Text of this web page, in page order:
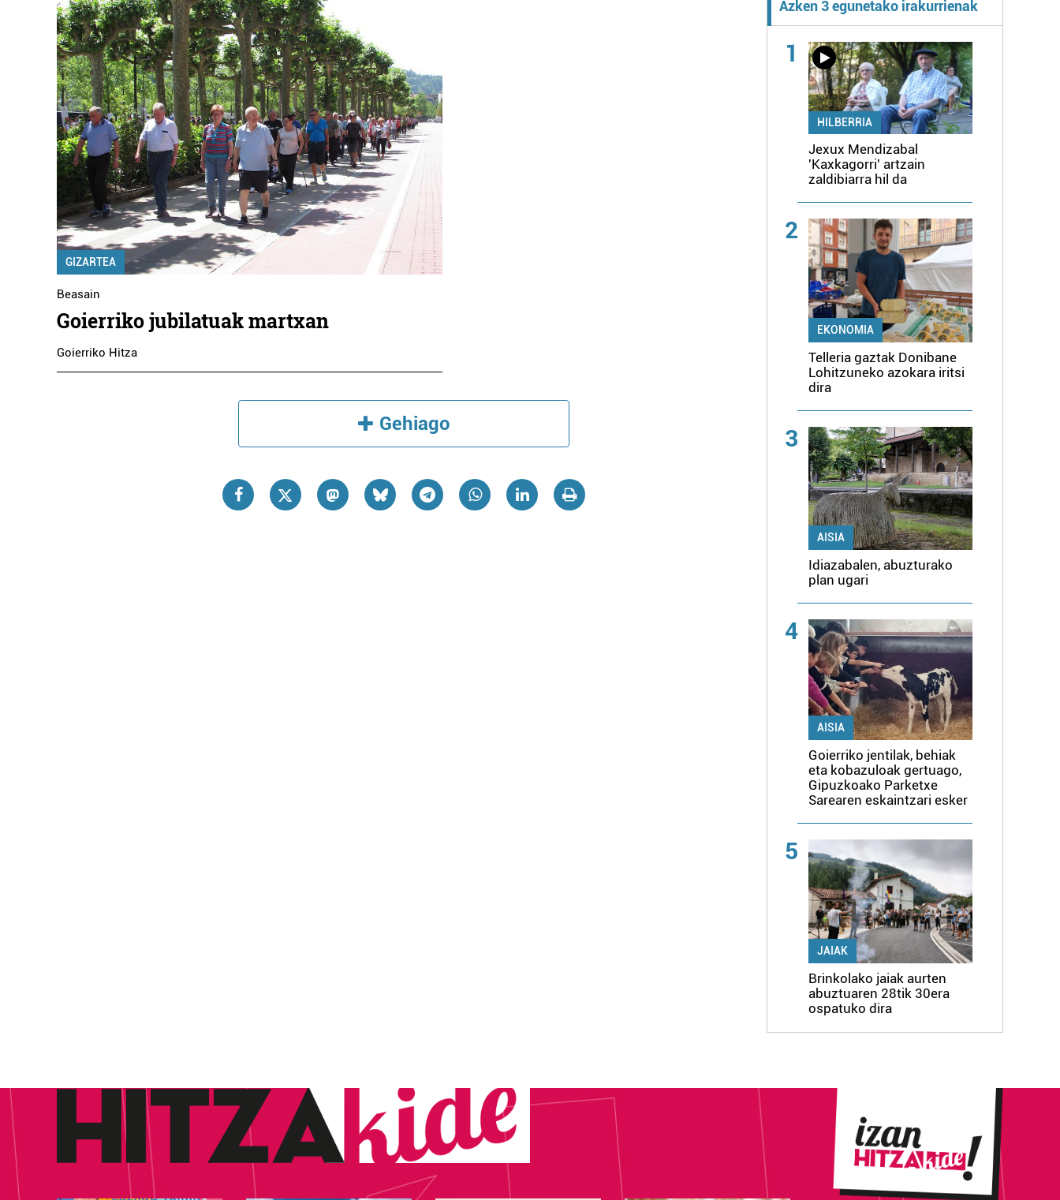
GIZARTEA
Beasain
Goierriko jubilatuak martxan
Goierriko Hitza
Gehiago
Azken 3 egunetako irakurrienak
1
HILBERRIA
Jexux Mendizabal
'Kaxkagorri' artzain
zaldibiarra hil da
2
EKONOMIA
Telleria gaztak Donibane
Lohitzuneko azokara iritsi
dira
3
AISIA
Idiazabalen, abuzturako
plan ugari
4
AISIA
Goierriko jentilak, behiak
eta kobazuloak gertuago,
Gipuzkoako Parketxe
Sarearen eskaintzari esker
5
JAIAK
Brinkolako jaiak aurten
abuztuaren 28tik 30era
ospatuko dira